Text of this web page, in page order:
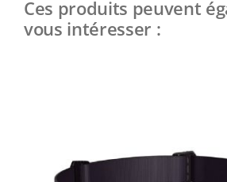
Ces produits peuvent
vous intéresser :